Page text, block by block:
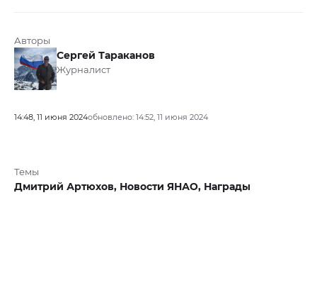
Авторы
Сергей Тараканов
Журналист
14:48, 11 июня 2024обновлено: 14:52, 11 июня 2024
Темы
Дмитрий Артюхов, Новости ЯНАО, Награды